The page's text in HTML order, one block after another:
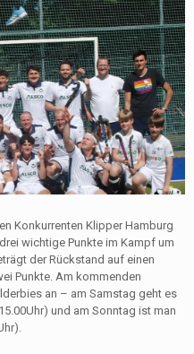
Konkurrenten Klipper Hamburg
wichtige Punkte im Kampf um
der Rückstand auf einen
Punkte. Am kommenden
an – am Samstag geht es
und am Sonntag ist man